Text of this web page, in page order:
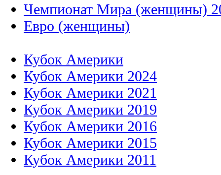
Чемпионат Мира (женщины)
Евро (женщины)
Кубок Америки
Кубок Америки 2024
Кубок Америки 2021
Кубок Америки 2019
Кубок Америки 2016
Кубок Америки 2015
Кубок Америки 2011